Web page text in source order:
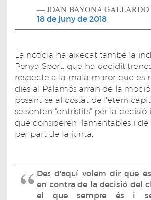
— JOAN BAYONA GALLARDO
18 de juny de 2018
La notícia ha aixecat també la
Penya Sport, que ha decidit
respecte a la mala maror que es
dies al Palamós arran de la
posant-se al costat de l'etern
se senten "entristits" per la
que consideren "lamentables i de
per part de la junta.
Des d'aquí volem dir que
en contra de la decisió del
el que sempre és i